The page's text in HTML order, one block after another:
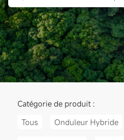
Catégorie de produit :
Tous
Onduleur Hybride